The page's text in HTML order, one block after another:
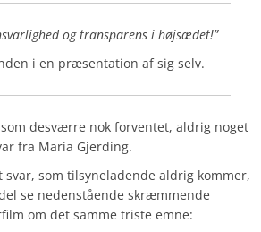
og transparens i højsædet!”
i en præsentation af sig selv.
desværre nok forventet, aldrig noget
fra Maria Gjerding.
svar, som tilsyneladende aldrig kommer,
se nedenstående skræmmende
om det samme triste emne: